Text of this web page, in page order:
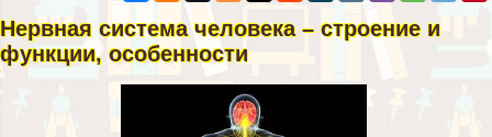
Нервная система человека – строение и
функции, особенности